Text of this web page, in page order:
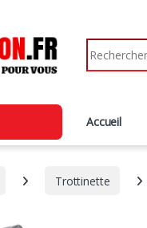
Accueil
Trottinette